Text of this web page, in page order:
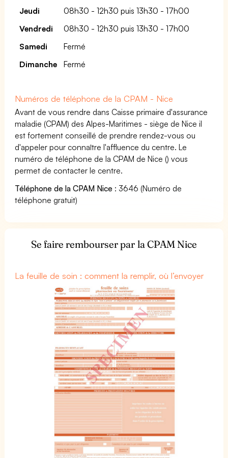
Jeudi
08h30 - 12h30 puis 13h30 - 17h00
Vendredi
08h30 - 12h30 puis 13h30 - 17h00
Samedi
Fermé
Dimanche
Fermé
Numéros de téléphone de la CPAM - Nice
Avant de vous rendre dans Caisse primaire d'assurance
maladie (CPAM) des Alpes-Maritimes - siège de Nice il
est fortement conseillé de prendre rendez-vous ou
d'appeler pour connaître l'affluence du centre. Le
numéro de téléphone de la CPAM de Nice () vous
permet de contacter le centre.
Téléphone de la CPAM Nice : 3646 (Numéro de
téléphone gratuit)
Se faire rembourser par la CPAM Nice
La feuille de soin : comment la remplir, où l’envoyer